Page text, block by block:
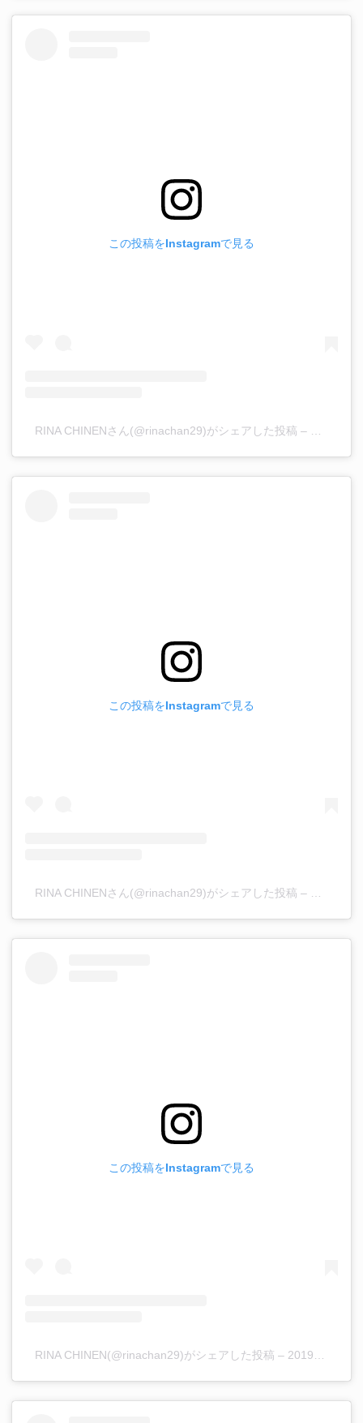
この投稿をInstagramで見る
RINA CHINENさん(@rinachan29)がシェアした投稿 – 2019年 1
この投稿をInstagramで見る
RINA CHINENさん(@rinachan29)がシェアした投稿 –
この投稿をInstagramで見る
RINA CHINEN(@rinachan29)がシェアした投稿 – 2019年12月月28日午前5時31分PST